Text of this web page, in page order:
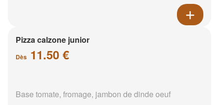
Pizza calzone junior
Dès 11.50 €
Base tomate, fromage, jambon de dinde oeuf